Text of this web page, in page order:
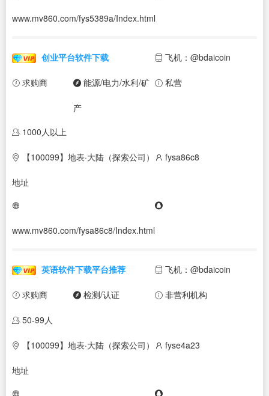
www.mv860.com/fys5389a/Index.html
创业平台软件下载 飞机：@bdaicoin
求购商 能源/电力/水利/矿
产
私营
1000人以上
【100099】地表·大陆（探索公司）
地址
fysa86c8
www.mv860.com/fysa86c8/Index.html
英语软件下载平台推荐 飞机：@bdaicoin
求购商 检测/认证 非营利机构
50-99人
【100099】地表·大陆（探索公司）
地址
fyse4a23